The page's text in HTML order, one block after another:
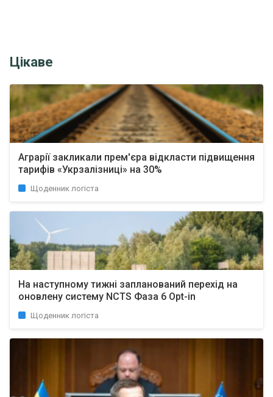
Цікаве
Аграрії закликали прем'єра відкласти підвищення
тарифів «Укрзалізниці» на 30%
Щоденник логіста
На наступному тижні запланований перехід на
оновлену систему NCTS Фаза 6 Opt-in
Щоденник логіста